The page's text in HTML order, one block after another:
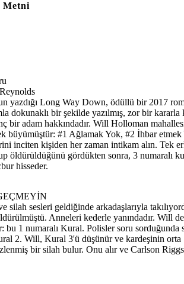
Metni
yazdığı Long Way Down, ödüllü bir 2017
dokunaklı bir şekilde yazılmış, zor bir kararla
bir adam hakkındadır. Will Holloman
büyümüştür: #1 Ağlamak Yok, #2 İhbar etmek
inciten kişiden her zaman intikam alın. Tek
öldürüldüğünü gördükten sonra, 3 numaralı
hisseder.
silah sesleri geldiğinde arkadaşlarıyla
Anneleri kederle yanındadır. Will
bu 1 numaralı Kural. Polisler soru sorduğunda
2. Will, Kural 3'ü düşünür ve kardeşinin orta
bir silah bulur. Onu alır ve Carlson